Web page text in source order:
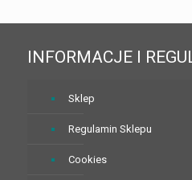
INFORMACJE I
Sklep
Regulamin Sklepu
Cookies